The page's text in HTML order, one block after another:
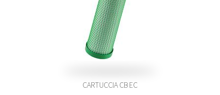
CARTUCCIA CB EC